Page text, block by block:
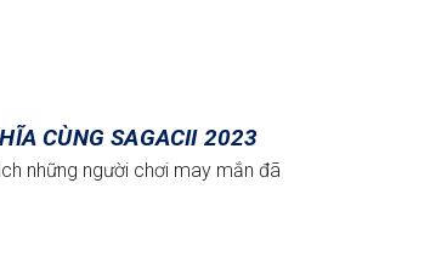
CÙNG SAGACII 2023
những người chơi may mắn đã